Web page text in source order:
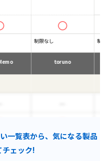
制限なし
toruno
制限
一覧表から、気になる製品
チェック!